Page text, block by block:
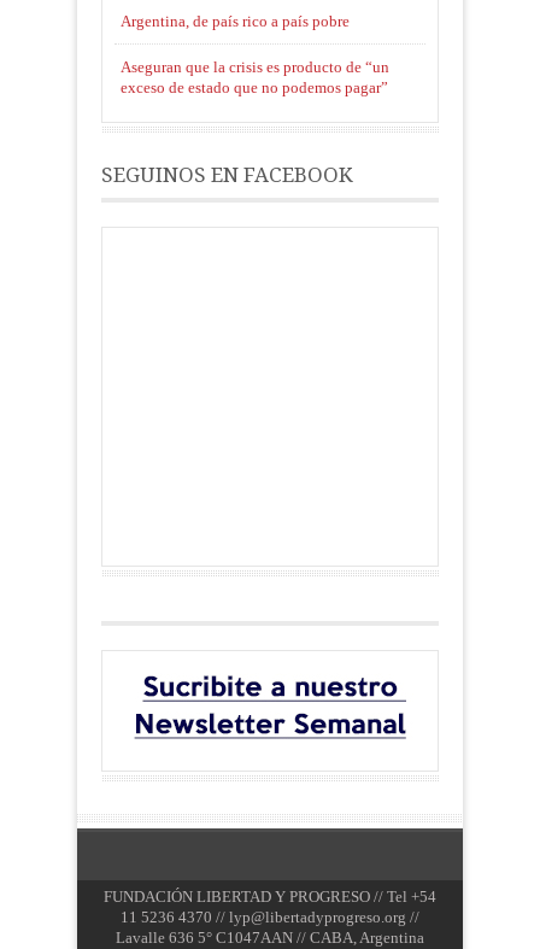
Argentina, de país rico a país pobre
Aseguran que la crisis es producto de “un
exceso de estado que no podemos pagar”
SEGUINOS EN FACEBOOK
FUNDACIÓN LIBERTAD Y PROGRESO // Tel +54
11 5236 4370 // lyp@libertadyprogreso.org //
Lavalle 636 5° C1047AAN // CABA, Argentina